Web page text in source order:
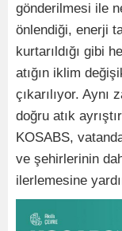
gönderilmesi ile
önlendiği, enerji
kurtarıldığı gibi
atığın iklim
çıkarılıyor. Aynı
doğru atık
KOSABS,
ve şehirlerinin
ilerlemesine